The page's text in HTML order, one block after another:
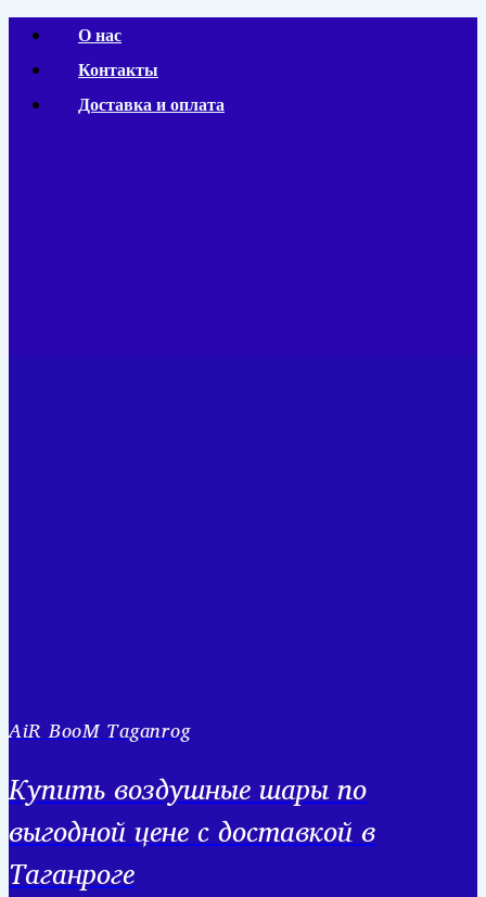
Перейти
содержимому
О нас
Контакты
Доставка и оплата
AiR BooM Taganrog
Купить воздушные шары по
выгодной цене с доставкой в
Таганроге